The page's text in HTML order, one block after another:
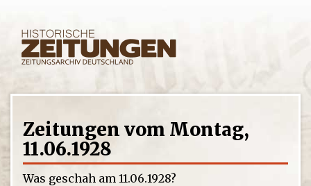
Zeitungen vom Montag,
11.06.1928
Was geschah am 11.06.1928?